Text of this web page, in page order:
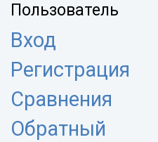
Пользователь
Вход
Регистрация
Сравнения
Обратный